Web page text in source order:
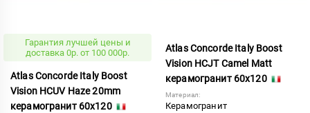
Гарантия лучшей цены и
доставка 0р. от 100 000р.
Atlas Concorde Italy Boost
Vision HCUV Haze 20mm
керамогранит 60x120
Atlas Concorde Italy Boost
Vision HCJT Camel Matt
керамогранит 60x120
Материал:
Керамогранит